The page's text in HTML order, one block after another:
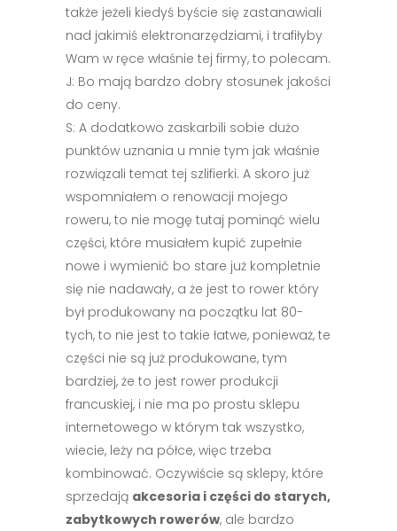
także jeżeli kiedyś byście się zastanawiali
nad jakimiś elektronarzędziami, i trafiłyby
Wam w ręce właśnie tej firmy, to polecam.
J: Bo mają bardzo dobry stosunek jakości
do ceny.
S: A dodatkowo zaskarbili sobie dużo
punktów uznania u mnie tym jak właśnie
rozwiązali temat tej szlifierki. A skoro już
wspomniałem o renowacji mojego
roweru, to nie mogę tutaj pominąć wielu
części, które musiałem kupić zupełnie
nowe i wymienić bo stare już kompletnie
się nie nadawały, a że jest to rower który
był produkowany na początku lat 80-
tych, to nie jest to takie łatwe, ponieważ, te
części nie są już produkowane, tym
bardziej, że to jest rower produkcji
francuskiej, i nie ma po prostu sklepu
internetowego w którym tak wszystko,
wiecie, leży na półce, więc trzeba
kombinować. Oczywiście są sklepy, które
sprzedają akcesoria i części do starych,
zabytkowych rowerów, ale bardzo